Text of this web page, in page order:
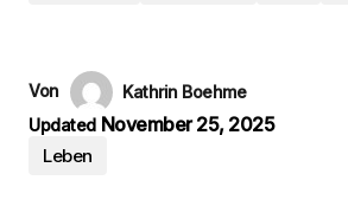
Von
Kathrin Boehme
Updated November 25, 2025
Leben